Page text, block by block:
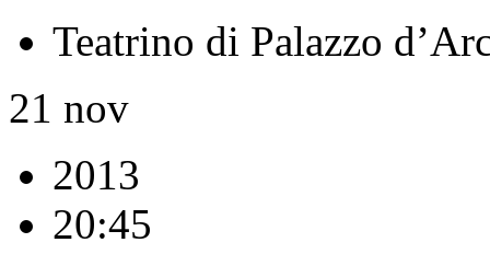
Teatrino di Palazzo
21 nov
2013
20:45